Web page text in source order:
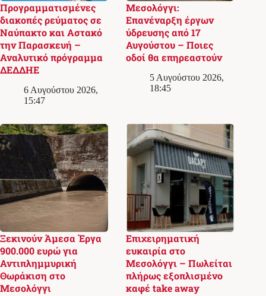
Προγραμματισμένες
διακοπές ρεύματος σε
Ναύπακτο και Αστακό
την Παρασκευή –
Αναλυτικό πρόγραμμα
ΔΕΔΔΗΕ
6 Αυγούστου 2026,
15:47
Μεσολόγγι:
Επανέναρξη έργων
ύδρευσης από 17
Αυγούστου – Ποιες
οδοί θα επηρεαστούν
5 Αυγούστου 2026,
18:45
Ξεκινούν Άμεσα Έργα
900.000 ευρώ για
Αντιπλημμυρική
Θωράκιση στο
Μεσολόγγι
Επιχειρηματική
ευκαιρία στο
Μεσολόγγι – Πωλείται
πλήρως εξοπλισμένο
καφέ take away